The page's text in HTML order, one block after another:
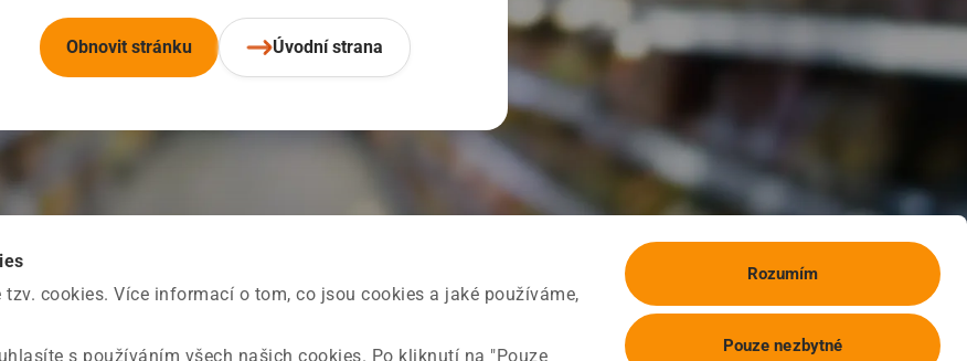
tzv. cookies. Více informací o tom, co jsou cookies a jaké používáme,
s používáním všech našich cookies. Po kliknutí na "Pouze
Rozumím
Pouze nezbytné
Obnovit stránku Úvodní strana